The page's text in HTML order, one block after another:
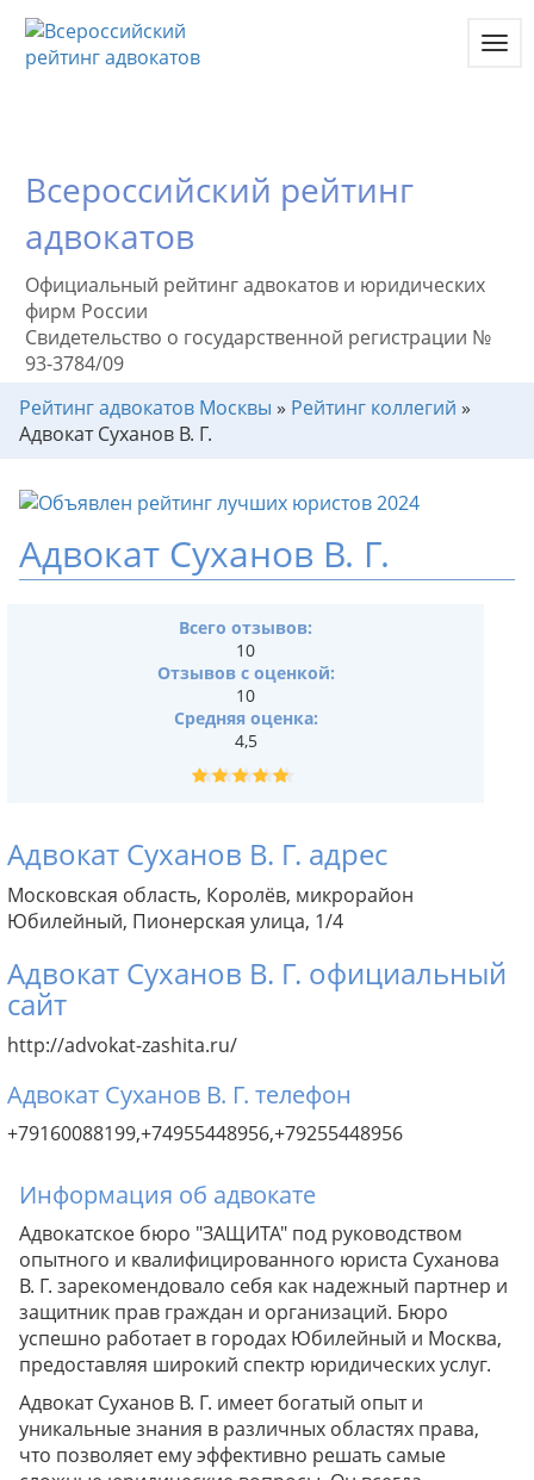
Всероссийский рейтинг
адвокатов
Официальный рейтинг адвокатов и юридических
фирм России
Свидетельство о государственной регистрации №
93-3784/09
Рейтинг адвокатов Москвы » Рейтинг коллегий »
Адвокат Суханов В. Г.
Адвокат Суханов В. Г.
Адвокат Суханов В. Г. адрес
Московская область, Королёв, микрорайон
Юбилейный, Пионерская улица, 1/4
Адвокат Суханов В. Г. официальный
сайт
http://advokat-zashita.ru/
Адвокат Суханов В. Г. телефон
+79160088199,+74955448956,+79255448956
Всего отзывов:
10
Отзывов с оценкой:
10
Средняя оценка:
4,5
Информация об адвокате
Адвокатское бюро "ЗАЩИТА" под руководством
опытного и квалифицированного юриста Суханова
В. Г. зарекомендовало себя как надежный партнер и
защитник прав граждан и организаций. Бюро
успешно работает в городах Юбилейный и Москва,
предоставляя широкий спектр юридических услуг.
Адвокат Суханов В. Г. имеет богатый опыт и
уникальные знания в различных областях права,
что позволяет ему эффективно решать самые